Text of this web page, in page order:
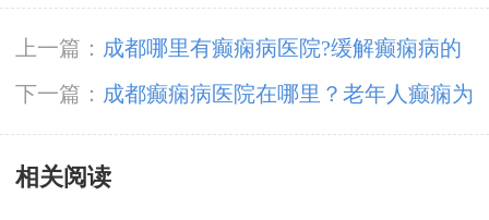
上一篇： 成都哪里有癫痫病医院?缓解癫痫病的
有效护理
下一篇： 成都癫痫病医院在哪里？老年人癫痫为
何难以诊断？
相关阅读